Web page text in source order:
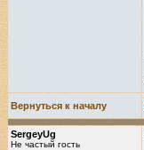
Вернуться к началу
SergeyUg
Не частый гость